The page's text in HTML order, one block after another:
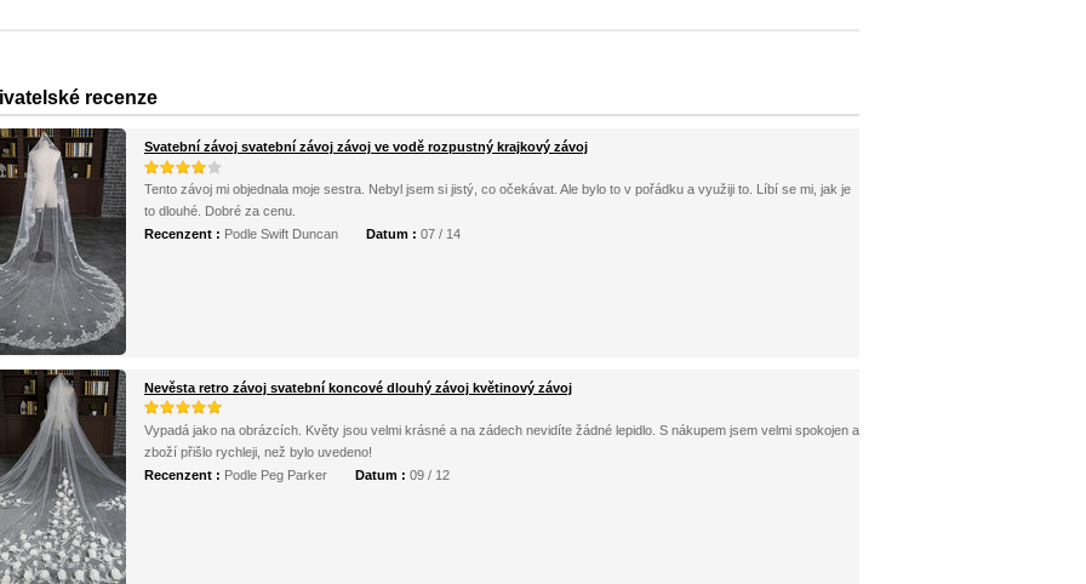
recenze
Svatební závoj svatební závoj závoj ve vodě rozpustný krajkový závoj
Tento závoj mi objednala moje sestra. Nebyl jsem si jistý, co očekávat. Ale bylo to v pořádku a využiji to. Líbí se mi, jak je
to dlouhé. Dobré za cenu.
Recenzent : Podle Swift Duncan Datum : 07 / 14
Nevěsta retro závoj svatební koncové dlouhý závoj květinový závoj
Vypadá jako na obrázcích. Květy jsou velmi krásné a na zádech nevidíte žádné lepidlo. S nákupem jsem velmi spokojen a
zboží přišlo rychleji, než bylo uvedeno!
Recenzent : Podle Peg Parker Datum : 09 / 12